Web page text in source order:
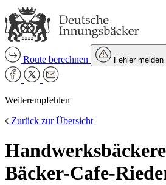
Route berechnen Fehler melden
Weiterempfehlen
Zurück zur Übersicht
Bäcker-Cafe-